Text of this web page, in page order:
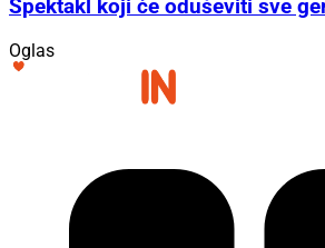
Spektakl koji će oduševiti sve
Oglas